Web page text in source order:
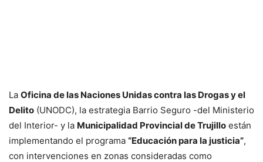
La Oficina de las Naciones Unidas contra las Drogas y el
Delito (UNODC), la estrategia Barrio Seguro -del Ministerio
del Interior- y la Municipalidad Provincial de Trujillo están
implementando el programa “Educación para la justicia”,
con intervenciones en zonas consideradas como